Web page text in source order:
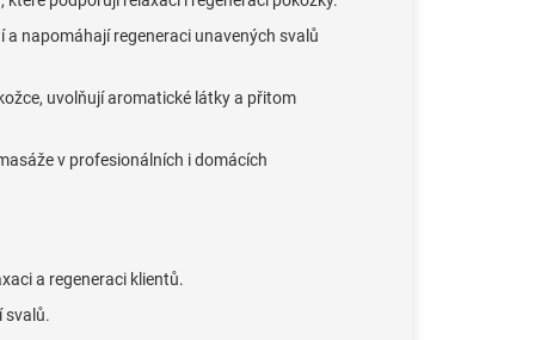
napomáhají regeneraci unavených svalů
uvolňují aromatické látky a přitom
v profesionálních i domácích
a regeneraci klientů.
svalů.